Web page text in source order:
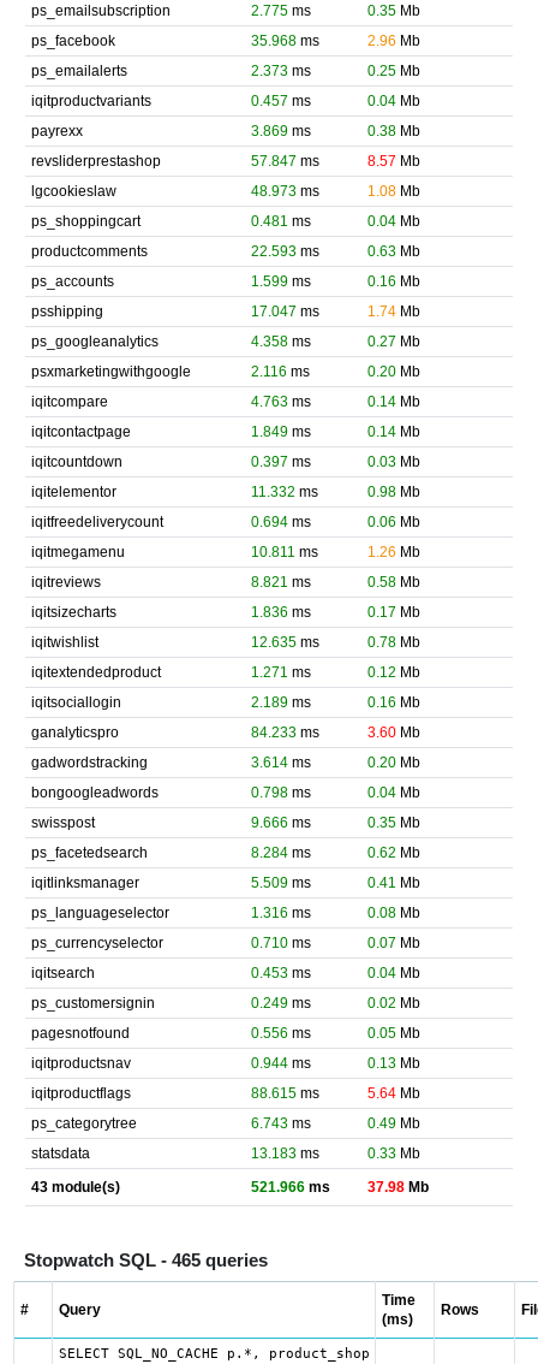
ps_emailsubscription
2.775ms 0.35Mb
ps_facebook
35.968ms 2.96 Mb
ps_emailalerts
2.373ms 0.25Mb
iqitproductvariants
0.457 ms 0.04Mb
payrexx
3.869ms 0.38Mb
revsliderprestashop
57.847 ms 8.57 Mb
lgcookieslaw
48.973ms 1.08Mb
ps_shoppingcart
0.481 ms 0.04Mb
productcomments
22.593ms 0.63Mb
ps_accounts
1.599ms 0.16 Mb
psshipping
17.047 ms 1.74Mb
ps_googleanalytics
4.358ms 0.27 Mb
psxmarketingwithgoogle
2.116 ms 0.20Mb
iqitcompare
4.763ms 0.14Mb
iqitcontactpage
1.849ms 0.14Mb
iqitcountdown
0.397 ms 0.03Mb
iqitelementor
11.332 ms 0.98Mb
iqitfreedeliverycount
0.694ms 0.06 Mb
iqitmegamenu
10.811 ms 1.26 Mb
iqitreviews
8.821 ms 0.58Mb
iqitsizecharts
1.836 ms 0.17 Mb
iqitwishlist
12.635ms 0.78Mb
iqitextendedproduct
1.271 ms 0.12 Mb
iqitsociallogin
2.189ms 0.16 Mb
ganalyticspro
84.233ms 3.60Mb
gadwordstracking
3.614ms 0.20Mb
bongoogleadwords
0.798ms 0.04Mb
swisspost
9.666 ms 0.35Mb
ps_facetedsearch
8.284ms 0.62 Mb
iqitlinksmanager
5.509ms 0.41 Mb
ps_languageselector
1.316 ms 0.08Mb
ps_currencyselector
0.710ms 0.07 Mb
iqitsearch
0.453ms 0.04Mb
ps_customersignin
0.249ms 0.02 Mb
pagesnotfound
0.556 ms 0.05Mb
iqitproductsnav
0.944ms 0.13Mb
iqitproductflags
88.615ms 5.64Mb
ps_categorytree
6.743ms 0.49Mb
statsdata
13.183ms 0.33Mb
43 module(s)
521.966ms 37.98Mb
Stopwatch SQL - 465 queries
# Query
Time
(ms)
Rows
SELECT SQL_NO_CACHE p.*, product_shop.*,